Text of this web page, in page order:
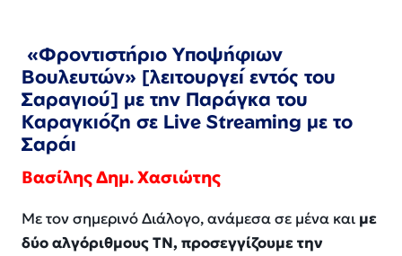
«Φροντιστήριο Υποψήφιων
Βουλευτών» [λειτουργεί εντός του
Σαραγιού] με την Παράγκα του
Καραγκιόζη σε Live Streaming με το
Σαράι
ΒασίληςΔημ. Χασιώτης
Με τον σημερινό Διάλογο, ανάμεσα σε μένα και με
δύο αλγόριθμους ΤΝ, προσεγγίζουμε την